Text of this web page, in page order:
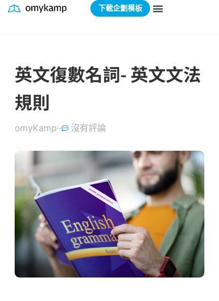
下載企劃模板
英文復數名詞- 英文文法
規則
omyKamp·· 沒有評論